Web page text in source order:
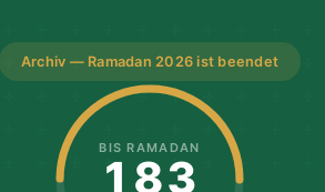
Archiv — Ramadan 2026 ist beendet
BIS RAMADAN
183